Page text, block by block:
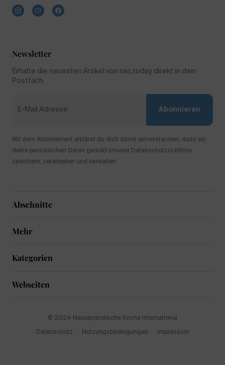
Abschnitte
Mehr
Newsletter
Erhalte die neuesten Artikel von nac.today direkt in dein
Postfach.
Abonnieren
Mit dem Abonnement erklärst du dich damit einverstanden, dass wir
deine persönlichen Daten gemäß unserer Datenschutzrichtlinie
speichern, verarbeiten und verwalten.
Kategorien
Webseiten
© 2024 Neuapostolische Kirche International
Datenschutz Nutzungsbedingungen Impressum